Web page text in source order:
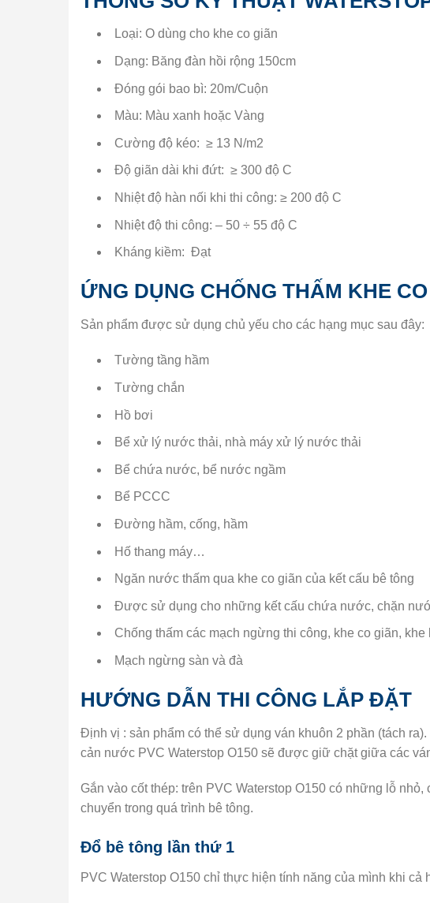
Loại: O dùng cho khe co giãn
Dạng: Băng đàn hồi rộng 150cm
Đóng gói bao bì: 20m/Cuộn
Màu: Màu xanh hoặc Vàng
Cường độ kéo: ≥ 13 N/m2
Độ giãn dài khi đứt: ≥ 300 độ C
Nhiệt độ hàn nối khi thi công: ≥ 200 độ C
Nhiệt độ thi công: – 50 ÷ 55 độ C
Kháng kiềm: Đạt
ỨNG DỤNG CHỐNG THẤM KHE
Sản phẩm được sử dụng chủ yếu cho các hạng mục sau đây:
Tường tầng hầm
Tường chắn
Hồ bơi
Bể xử lý nước thải, nhà máy xử lý nước thải
Bể chứa nước, bể nước ngầm
Bể PCCC
Đường hầm, cống, hầm
Hố thang máy…
Ngăn nước thấm qua khe co giãn của kết cấu bê tông
Được sử dụng cho những kết cấu chứa nước, chặn
Chống thấm các mạch ngừng thi công, khe co giãn,
Mạch ngừng sàn và đà
HƯỚNG DẪN THI CÔNG LẮP ĐẶT
Định vị : sản phẩm có thể sử dụng ván khuôn 2 phần (tách
cản nước PVC Waterstop O150 sẽ được giữ chặt giữa các
Gắn vào cốt thép: trên PVC Waterstop O150 có những lỗ
chuyển trong quá trình bê tông.
Đổ bê tông lần thứ 1
PVC Waterstop O150 chỉ thực hiện tính năng của mình khi